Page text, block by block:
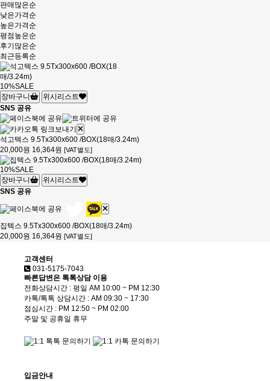
판매많은순
낮은가격순
높은가격순
평점높은순
후기많은순
최근등록순
10%SALE
장바구니
위시리스트
SNS 공유
석고텍스 9.5Tx300x600 /BOX(18매/3.24m)
20,000원 16,364원 [VAT별도]
10%SALE
장바구니
위시리스트
SNS 공유
집텍스 9.5Tx300x600 /BOX(18매/3.24m)
20,000원 16,364원 [VAT별도]
고객센터
031-5175-7043
빠른답변은 톡톡상담 이용
전화상담시간 : 평일 AM 10:00 ~ PM 12:30
카톡/톡톡 상담시간 : AM 09:30 ~ 17:30
점심시간 : PM 12:50 ~ PM 02:00
주말 및 공휴일 휴무
입금안내